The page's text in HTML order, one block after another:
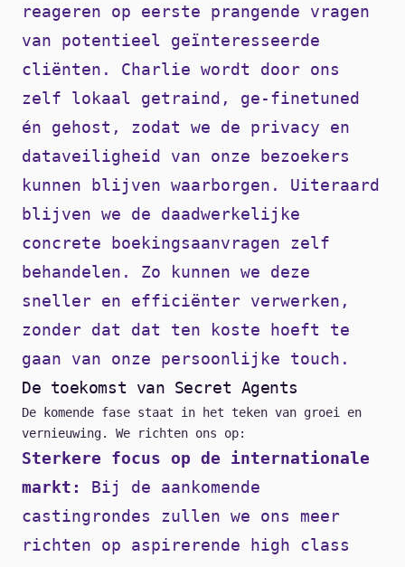
reageren op eerste prangende vragen
van potentieel geïnteresseerde
cliënten. Charlie wordt door ons
zelf lokaal getraind, ge-finetuned
én gehost, zodat we de privacy en
dataveiligheid van onze bezoekers
kunnen blijven waarborgen. Uiteraard
blijven we de daadwerkelijke
concrete boekingsaanvragen zelf
behandelen. Zo kunnen we deze
sneller en efficiënter verwerken,
zonder dat dat ten koste hoeft te
gaan van onze persoonlijke touch.
De toekomst van Secret Agents
De komende fase staat in het teken van groei en
vernieuwing. We richten ons op:
Sterkere focus op de internationale
markt: Bij de aankomende
castingrondes zullen we ons meer
richten op aspirerende high class